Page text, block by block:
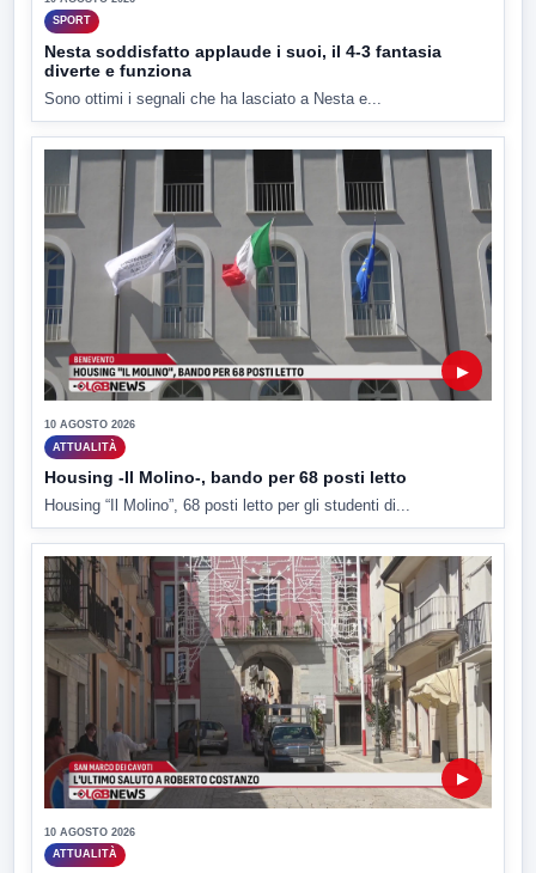
SPORT
Nesta soddisfatto applaude i suoi, il 4-3 fantasia
diverte e funziona
Sono ottimi i segnali che ha lasciato a Nesta e...
▶
10 AGOSTO 2026
ATTUALITÀ
Housing -Il Molino-, bando per 68 posti letto
Housing “Il Molino”, 68 posti letto per gli studenti di...
▶
10 AGOSTO 2026
ATTUALITÀ